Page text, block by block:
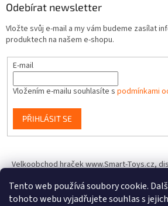
Tento web používá soubory cookie.
tohoto webu vyjadřujete souhlas s
Odebírat newsletter
Vložte svůj e-mail a my vám budeme zasílat
produktech na našem e-shopu.
E-mail
Vložením e-mailu souhlasíte s podmínkami
PŘIHLÁSIT SE
Velkoobchod hraček www.Smart-Toys.cz,